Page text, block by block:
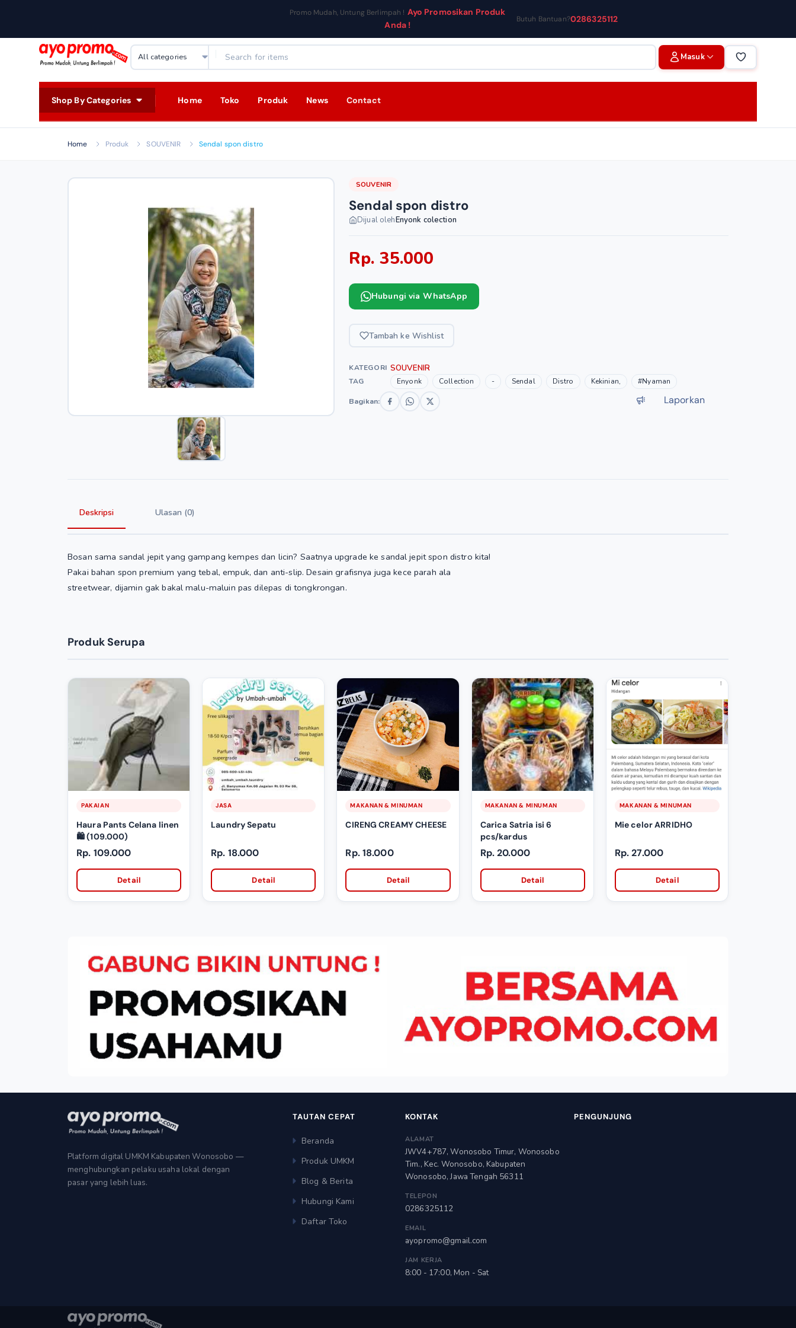
Promo Mudah, Untung Berlimpah ! Ayo Promosikan Produk
Anda !
Butuh Bantuan?0286325112
Masuk
Shop By Categories Home Toko Produk News Contact
Home Produk SOUVENIR Sendal spon distro
SOUVENIR
Sendal spon distro
Dijual olehEnyonk colection
Rp. 35.000
Hubungi via WhatsApp
Tambah ke Wishlist
KATEGORI SOUVENIR
TAG Enyonk Collection - Sendal Distro Kekinian, #Nyaman
Bagikan: Laporkan
Deskripsi Ulasan (0)
Bosan sama sandal jepit yang gampang kempes dan licin? Saatnya upgrade ke sandal jepit spon distro kita!
Pakai bahan spon premium yang tebal, empuk, dan anti-slip. Desain grafisnya juga kece parah ala
streetwear, dijamin gak bakal malu-maluin pas dilepas di tongkrongan.
Produk Serupa
PAKAIAN
Haura Pants Celana linen
🛍️ (109.000)
Rp. 109.000
Detail
JASA
Laundry Sepatu
Rp. 18.000
Detail
MAKANAN & MINUMAN
CIRENG CREAMY CHEESE
Rp. 18.000
Detail
MAKANAN & MINUMAN
Carica Satria isi 6
pcs/kardus
Rp. 20.000
Detail
MAKANAN & MINUMAN
Mie celor ARRIDHO
Rp. 27.000
Detail
Platform digital UMKM Kabupaten Wonosobo —
menghubungkan pelaku usaha lokal dengan
pasar yang lebih luas.
TAUTAN CEPAT
Beranda
Produk UMKM
Blog & Berita
Hubungi Kami
Daftar Toko
KONTAK
ALAMAT
JWV4+787, Wonosobo Timur, Wonosobo
Tim., Kec. Wonosobo, Kabupaten
Wonosobo, Jawa Tengah 56311
TELEPON
0286325112
EMAIL
ayopromo@gmail.com
JAM KERJA
8:00 - 17:00, Mon - Sat
PENGUNJUNG